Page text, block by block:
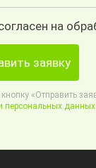
на
заявку
«Отправить
персональных данных.